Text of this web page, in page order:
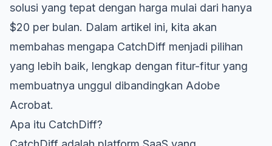
solusi yang tepat dengan harga mulai dari hanya
$20 per bulan. Dalam artikel ini, kita akan
membahas mengapa CatchDiff menjadi pilihan
yang lebih baik, lengkap dengan fitur-fitur yang
membuatnya unggul dibandingkan Adobe
Acrobat.
Apa itu CatchDiff?